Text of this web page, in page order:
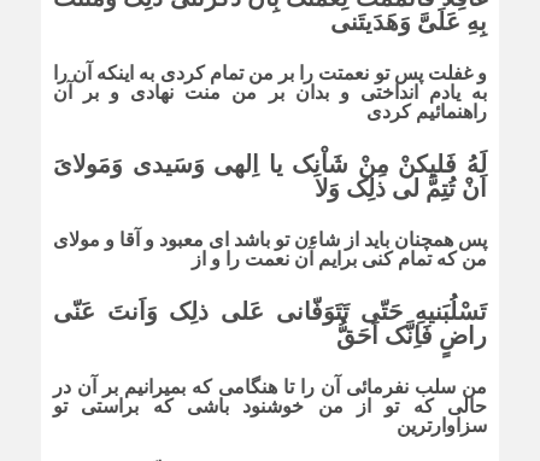
بِهِ عَلَىَّ وَهَدَیتَنى
و غفلت پس تو نعمتت را بر من تمام کردى به اینکه آن را
به یادم انداختى و بدان بر من منت نهادى و بر آن
راهنمائیم کردى
لَهُ فَلیکنْ مِنْ شَاْنِک یا اِلهى وَسَیدى وَمَولاىَ
اَنْ تُتِمَّ لى ذلِک وَلا
پس همچنان باید از شاءن تو باشد اى معبود و آقا و مولاى
من که تمام کنى برایم آن نعمت را و از
تَسْلُبَنیهِ حَتّى تَتَوَفّانى عَلى ذلِک وَاَنتَ عَنّى
راضٍ فَاِنَّک اَحَقُّ
من سلب نفرمائى آن را تا هنگامى که بمیرانیم بر آن در
حالى که تو از من خوشنود باشى که براستى تو
سزاوارترین